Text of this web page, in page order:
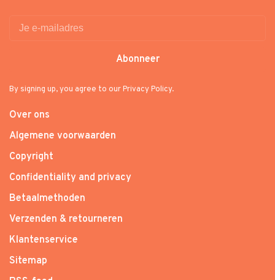
Abonneer
By signing up, you agree to our Privacy Policy.
Over ons
Algemene voorwaarden
Copyright
Confidentiality and privacy
Betaalmethoden
Verzenden & retourneren
Klantenservice
Sitemap